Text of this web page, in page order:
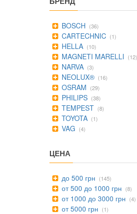
BOSCH (36)
CARTECHNIC (1)
HELLA (10)
MAGNETI MARELLI (12)
NARVA (3)
NEOLUX® (16)
OSRAM (29)
PHILIPS (38)
TEMPEST (8)
TOYOTA (1)
VAG (4)
ЦЕНА
до 500 грн (145)
от 500 до 1000 грн (8)
от 1000 до 3000 грн (4)
от 5000 грн (1)